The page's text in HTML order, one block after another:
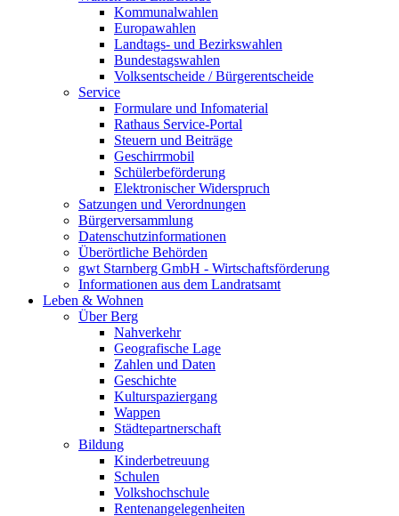
Kommunalwahlen
Europawahlen
Landtags- und Bezirkswahlen
Bundestagswahlen
Volksentscheide / Bürgerentscheide
Service
Formulare und Infomaterial
Rathaus Service-Portal
Steuern und Beiträge
Geschirrmobil
Schülerbeförderung
Elektronischer Widerspruch
Satzungen und Verordnungen
Bürgerversammlung
Datenschutzinformationen
Überörtliche Behörden
gwt Starnberg GmbH - Wirtschaftsförderung
Informationen aus dem Landratsamt
Leben & Wohnen
Über Berg
Nahverkehr
Geografische Lage
Zahlen und Daten
Geschichte
Kulturspaziergang
Wappen
Städtepartnerschaft
Bildung
Kinderbetreuung
Schulen
Volkshochschule
Rentenangelegenheiten